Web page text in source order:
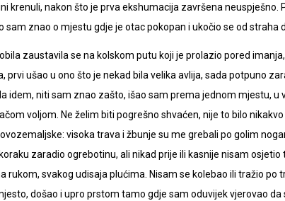
krenuli, nakon što je prva ekshumacija završena neuspješno.
znao o mjestu gdje je otac pokopan i ukočio se od straha
zaustavila se na kolskom putu koji je prolazio pored
prvi ušao u ono što je nekad bila velika avlija, sada potpuno
idem, niti sam znao zašto, išao sam prema jednom mjestu, u
voljom. Ne želim biti pogrešno shvaćen, nije to bilo
visoka trava i žbunje su me grebali po golim
zaradio ogrebotinu, ali nikad prije ili kasnije nisam
rukom, svakog udisaja plućima. Nisam se kolebao ili tražio po
došao i upro prstom tamo gdje sam oduvijek vjerovao da